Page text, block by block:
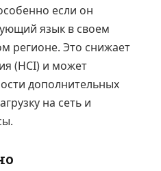
если он
язык в своем
регионе. Это снижает
(HCI) и может
дополнительных
на сеть и